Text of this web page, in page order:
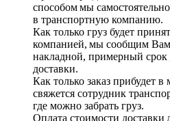
способом мы
в транспортную компанию.
Как только груз будет
компанией, мы сообщим
накладной, примерный срок
доставки.
Как только заказ прибудет
свяжется сотрудник
где можно забрать груз.
Оплата стоимости